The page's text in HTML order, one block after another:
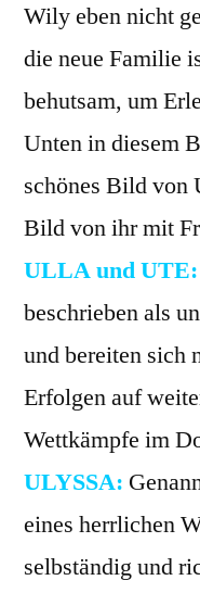
Wily eben nicht
die neue Familie
behutsam, um
Unten in diesem
schönes Bild von
Bild von ihr mit
ULLA und UTE:
beschrieben als
und bereiten sich
Erfolgen auf
Wettkämpfe im
ULYSSA:
eines herrlichen
selbständig und